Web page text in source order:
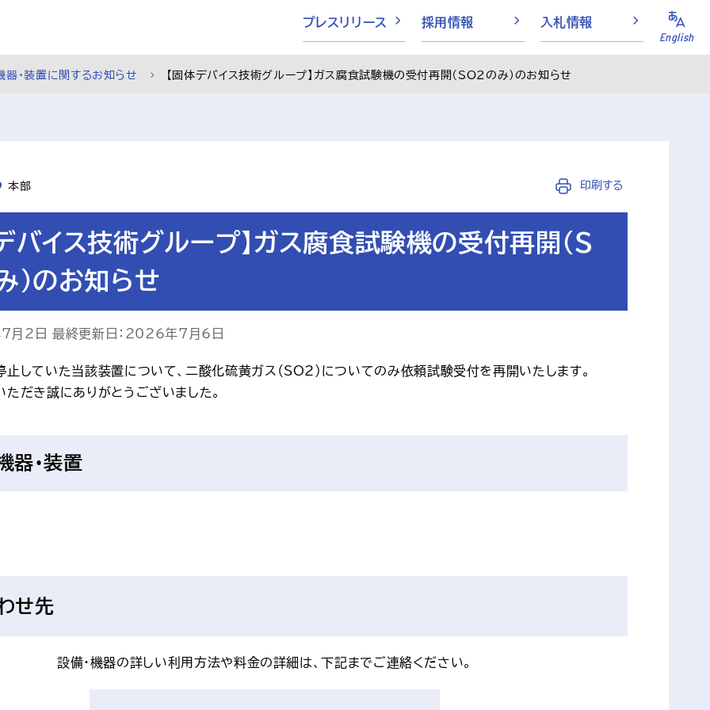
プレスリリース 採用情報 入札情報
English
器・装置に関するお知らせ 【固体デバイス技術グループ】ガス腐食試験機の受付再開（SO2のみ）のお知らせ
本部 印刷する
バイス技術グループ】ガス腐食試験機の受付再開（S
）のお知らせ
月2日 最終更新日：2026年7月6日
していた当該装置について、二酸化硫黄ガス（SO2 ）についてのみ依頼試験受付を再開いたします。
だき誠にありがとうございました。
器・装置
せ先
設備・機器の詳しい利用方法や料金の詳細は、下記までご連絡ください。